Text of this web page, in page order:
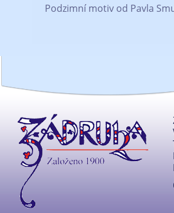
Podzimní motiv od Pavla